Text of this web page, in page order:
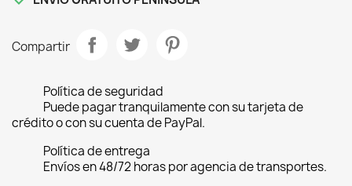
Compartir
Política de seguridad
Puede pagar tranquilamente con su tarjeta de
crédito o con su cuenta de PayPal.
Política de entrega
Envíos en 48/72 horas por agencia de transportes.